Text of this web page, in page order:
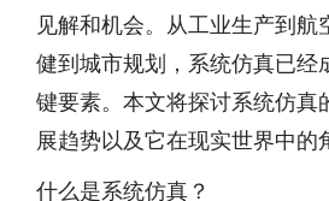
见解和机会。从工业生产到航
健到城市规划，系统仿真已经
键要素。本文将探讨系统仿真
展趋势以及它在现实世界中的
什么是系统仿真？